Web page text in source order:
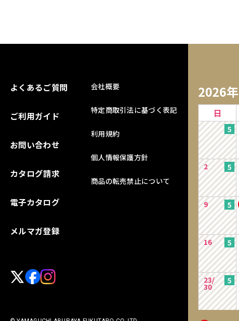
2026年
日
2
9
16
23/
30
よくあるご質問
ご利用ガイド
お問い合わせ
カタログ請求
電子カタログ
メルマガ登録
会社概要
特定商取引法に基づく表記
利用規約
個人情報保護方針
商品の転売禁止について